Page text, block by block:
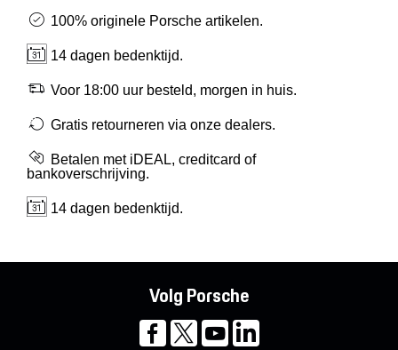
100% originele Porsche artikelen.
14 dagen bedenktijd.
Voor 18:00 uur besteld, morgen in huis.
Gratis retourneren via onze dealers.
Betalen met iDEAL, creditcard of
bankoverschrijving.
14 dagen bedenktijd.
Volg Porsche